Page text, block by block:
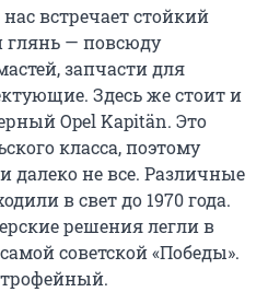
встречает стойкий
глянь — повсюду
запчасти для
Здесь же стоит и
Opel Kapitän. Это
класса, поэтому
далеко не все. Различные
в свет до 1970 года.
решения легли в
советской «Победы».